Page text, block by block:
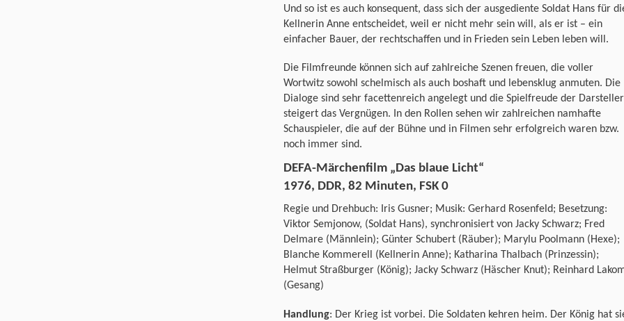
Und so ist es auch konsequent, dass sich der ausgediente Soldat Hans für
Kellnerin Anne entscheidet, weil er nicht mehr sein will, als er ist – ein
einfacher Bauer, der rechtschaffen und in Frieden sein Leben leben will.
Die Filmfreunde können sich auf zahlreiche Szenen freuen, die voller
Wortwitz sowohl schelmisch als auch boshaft und lebensklug anmuten. Die
Dialoge sind sehr facettenreich angelegt und die Spielfreude der Darsteller
steigert das Vergnügen. In den Rollen sehen wir zahlreichen namhafte
Schauspieler, die auf der Bühne und in Filmen sehr erfolgreich waren bzw.
noch immer sind.
DEFA-Märchenfilm „Das blaue Licht“
1976, DDR, 82 Minuten, FSK 0
Regie und Drehbuch: Iris Gusner; Musik: Gerhard Rosenfeld; Besetzung:
Viktor Semjonow, (Soldat Hans), synchronisiert von Jacky Schwarz; Fred
Delmare (Männlein); Günter Schubert (Räuber); Marylu Poolmann (Hexe);
Blanche Kommerell (Kellnerin Anne); Katharina Thalbach (Prinzessin);
Helmut Straßburger (König); Jacky Schwarz (Häscher Knut); Reinhard
(Gesang)
Handlung: Der Krieg ist vorbei. Die Soldaten kehren heim. Der König hat